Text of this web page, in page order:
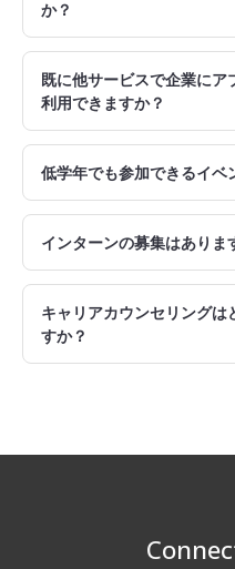
か？
既に他サービスで企業にア
利用できますか？
低学年でも参加できるイベ
インターンの募集はありま
キャリアカウンセリング
すか？